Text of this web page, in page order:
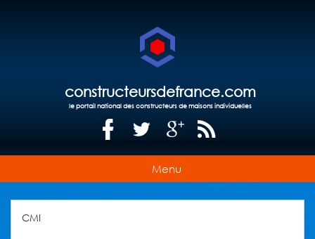
constructeursdefrance.com
le portail national des constructeurs de maisons individuelles
Menu
CMI